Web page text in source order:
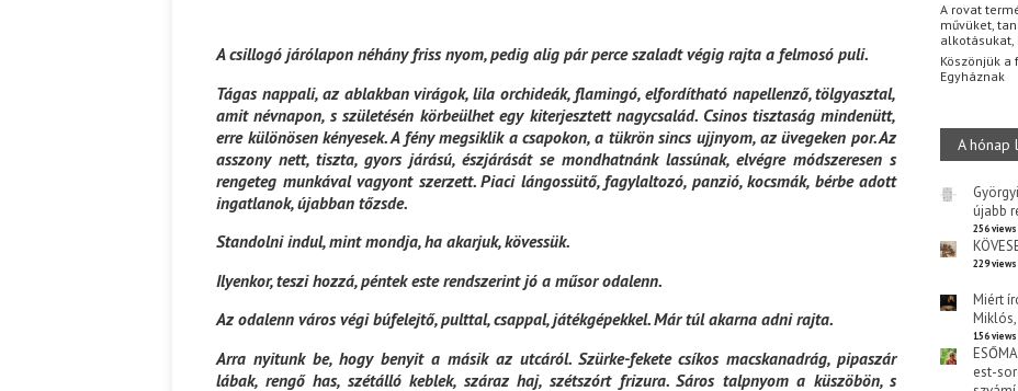
A csillogó járólapon néhány friss nyom, pedig alig pár perce szaladt végig rajta a felmosó puli.
Tágas nappali, az ablakban virágok, lila orchideák, flamingó, elfordítható napellenző, tölgyasztal,
amit névnapon, s születésén körbeülhet egy kiterjesztett nagycsalád. Csinos tisztaság mindenütt,
erre különösen kényesek. A fény megsiklik a csapokon, a tükrön sincs ujjnyom, az üvegeken por. Az
asszony nett, tiszta, gyors járású, észjárását se mondhatnánk lassúnak, elvégre módszeresen s
rengeteg munkával vagyont szerzett. Piaci lángossütő, fagylaltozó, panzió, kocsmák, bérbe adott
ingatlanok, újabban tőzsde.
Standolni indul, mint mondja, ha akarjuk, kövessük.
Ilyenkor, teszi hozzá, péntek este rendszerint jó a műsor odalenn.
Az odalenn város végi búfelejtő, pulttal, csappal, játékgépekkel. Már túl akarna adni rajta.
Arra nyitunk be, hogy benyit a másik az utcáról. Szürke-fekete csíkos macskanadrág, pipaszár
lábak, rengő has, szétálló keblek, száraz haj, szétszórt frizura. Sáros talpnyom a küszöbön, s
A rovat
művüket,
alkotásukat,
Köszönjük a
Egyháznak
A
újabb
256 views
229 views
Miért
156 views
est-